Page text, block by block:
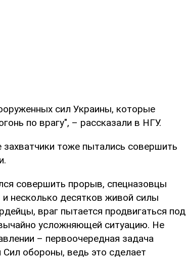
сил Украины, которые
по врагу", – рассказали в НГУ.
захватчики тоже пытались совершить
совершить прорыв, спецназовцы
несколько десятков живой силы
враг пытается продвигаться под
усложняющей ситуацию. Не
– первоочередная задача
Сил обороны, ведь это сделает